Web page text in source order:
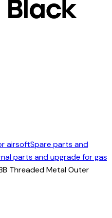
Black
airsoftSpare parts and
parts and upgrade for gas
Threaded Metal Outer